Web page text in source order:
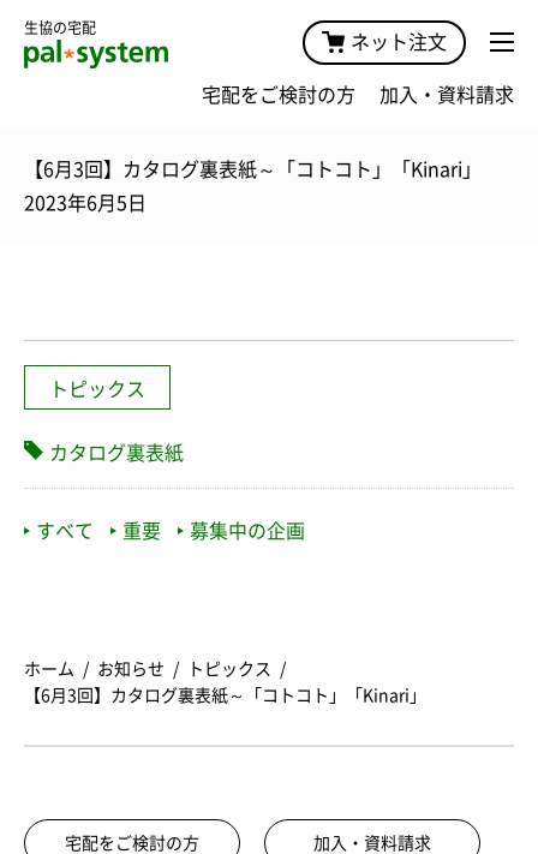
生協の宅配
ネット注文
宅配をご検討の方 加入・資料請求
【6月3回】カタログ裏表紙～「コトコト」「Kinari」
2023年6月5日
トピックス
カタログ裏表紙
すべて 重要 募集中の企画
ホーム お知らせ
トピックス
【6月3回】カタログ裏表紙～「コトコト」「Kinari」
宅配をご検討の方 加入・資料請求